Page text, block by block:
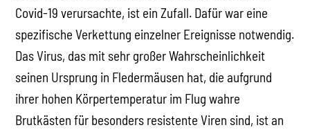
Covid-19 verursachte, ist ein Zufall. Dafür war eine
spezifische Verkettung einzelner Ereignisse notwendig.
Das Virus, das mit sehr großer Wahrscheinlichkeit
seinen Ursprung in Fledermäusen hat, die aufgrund
ihrer hohen Körpertemperatur im Flug wahre
Brutkästen für besonders resistente Viren sind, ist an